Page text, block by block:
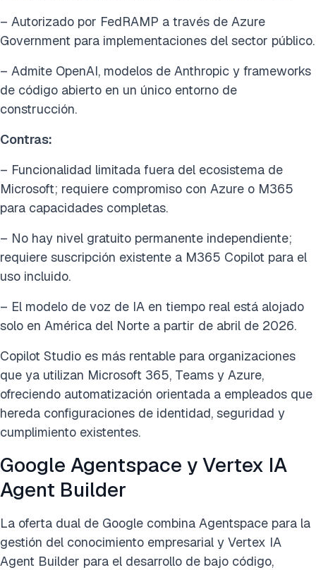
– Autorizado por FedRAMP a través de Azure
Government para implementaciones del sector público.
– Admite OpenAI, modelos de Anthropic y frameworks
de código abierto en un único entorno de
construcción.
Contras:
– Funcionalidad limitada fuera del ecosistema de
Microsoft; requiere compromiso con Azure o M365
para capacidades completas.
– No hay nivel gratuito permanente independiente;
requiere suscripción existente a M365 Copilot para el
uso incluido.
– El modelo de voz de IA en tiempo real está alojado
solo en América del Norte a partir de abril de 2026.
Copilot Studio es más rentable para organizaciones
que ya utilizan Microsoft 365, Teams y Azure,
ofreciendo automatización orientada a empleados que
hereda configuraciones de identidad, seguridad y
cumplimiento existentes.
Google Agentspace y Vertex IA
Agent Builder
La oferta dual de Google combina Agentspace para la
gestión del conocimiento empresarial y Vertex IA
Agent Builder para el desarrollo de bajo código,